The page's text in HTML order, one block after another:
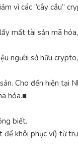
vì các “cây cầu”
mất tài sản mã
người sở hữu
Cho đến hiện tại
hóa.■
biết.
để khôi phục ví) từ